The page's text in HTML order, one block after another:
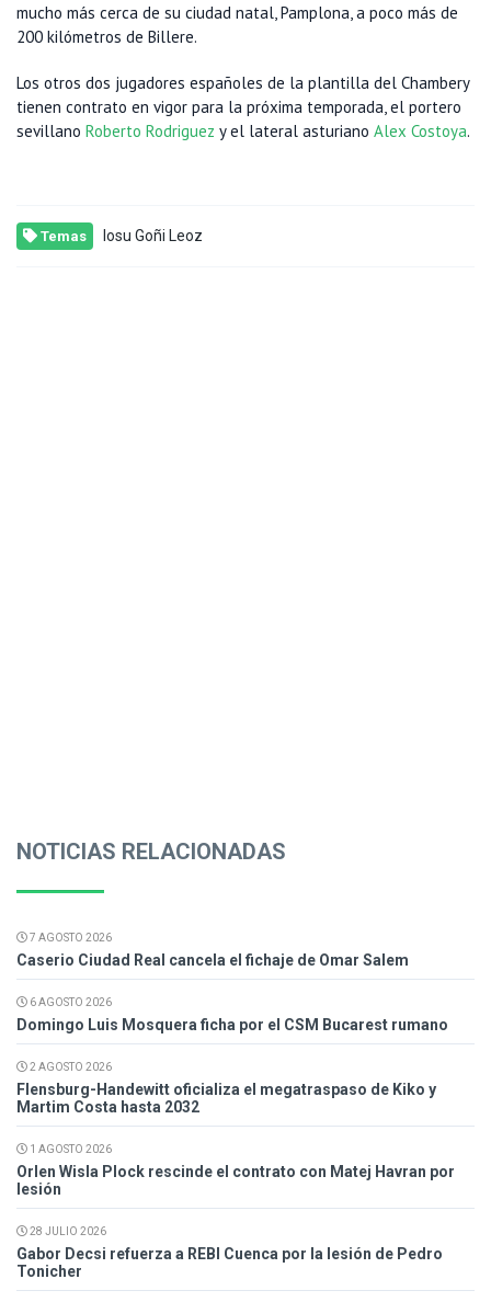
mucho más cerca de su ciudad natal, Pamplona, a poco más de
200 kilómetros de Billere.
Los otros dos jugadores españoles de la plantilla del Chambery
tienen contrato en vigor para la próxima temporada, el portero
sevillano Roberto Rodriguez y el lateral asturiano Alex Costoya.
Temas Iosu Goñi Leoz
NOTICIAS RELACIONADAS
7 AGOSTO 2026
Caserio Ciudad Real cancela el fichaje de Omar Salem
6 AGOSTO 2026
Domingo Luis Mosquera ficha por el CSM Bucarest rumano
2 AGOSTO 2026
Flensburg-Handewitt oficializa el megatraspaso de Kiko y
Martim Costa hasta 2032
1 AGOSTO 2026
Orlen Wisla Plock rescinde el contrato con Matej Havran por
lesión
28 JULIO 2026
Gabor Decsi refuerza a REBI Cuenca por la lesión de Pedro
Tonicher